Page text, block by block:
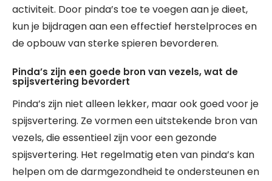
activiteit. Door pinda’s toe te voegen aan je dieet,
kun je bijdragen aan een effectief herstelproces en
de opbouw van sterke spieren bevorderen.
Pinda’s zijn een goede bron van vezels, wat de
spijsvertering bevordert
Pinda’s zijn niet alleen lekker, maar ook goed voor je
spijsvertering. Ze vormen een uitstekende bron van
vezels, die essentieel zijn voor een gezonde
spijsvertering. Het regelmatig eten van pinda’s kan
helpen om de darmgezondheid te ondersteunen en